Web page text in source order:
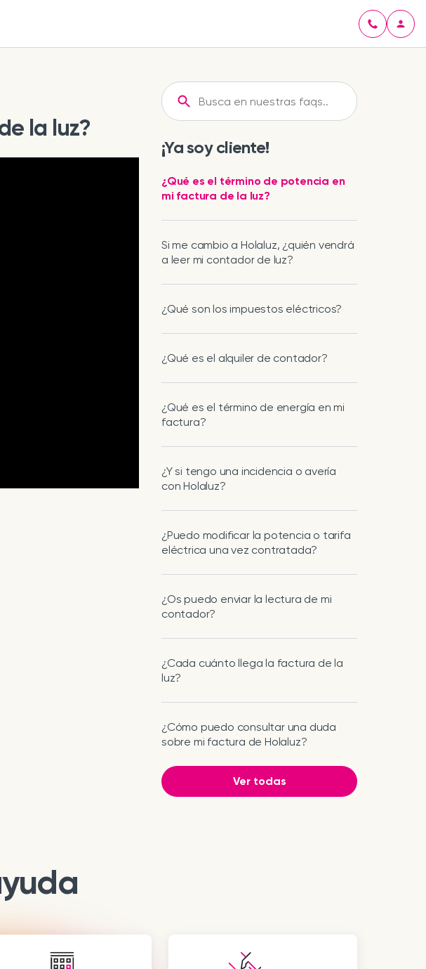
la luz?
¡Ya soy cliente!
¿Qué es el término de potencia en
mi factura de la luz?
Si me cambio a Holaluz, ¿quién vendrá
a leer mi contador de luz?
¿Qué son los impuestos eléctricos?
¿Qué es el alquiler de contador?
¿Qué es el término de energía en mi
factura?
¿Y si tengo una incidencia o avería
con Holaluz?
¿Puedo modificar la potencia o tarifa
eléctrica una vez contratada?
¿Os puedo enviar la lectura de mi
contador?
¿Cada cuánto llega la factura de la
luz?
¿Cómo puedo consultar una duda
sobre mi factura de Holaluz?
Ver todas